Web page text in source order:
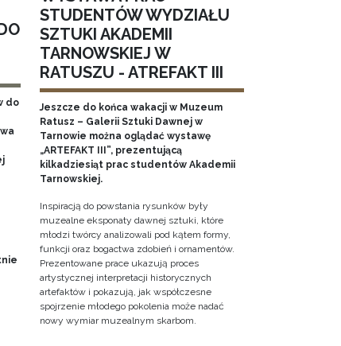
do
STUDENTÓW WYDZIAŁU
SZTUKI AKADEMII
TARNOWSKIEJ W
RATUSZU - ATREFAKT III
Jeszcze do końca wakacji w Muzeum
Ratusz – Galerii Sztuki Dawnej w
Tarnowie można oglądać wystawę
„ARTEFAKT III”, prezentującą
kilkadziesiąt prac studentów Akademii
Tarnowskiej.
Inspiracją do powstania rysunków były
muzealne eksponaty dawnej sztuki, które
młodzi twórcy analizowali pod kątem formy,
funkcji oraz bogactwa zdobień i ornamentów.
Prezentowane prace ukazują proces
artystycznej interpretacji historycznych
artefaktów i pokazują, jak współczesne
spojrzenie młodego pokolenia może nadać
nowy wymiar muzealnym skarbom.